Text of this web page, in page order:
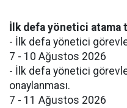
İlk defa yönetici atama
- İlk defa yönetici
7 - 10 Ağustos 2026
- İlk defa yönetici
onaylanması.
7 - 11 Ağustos 2026